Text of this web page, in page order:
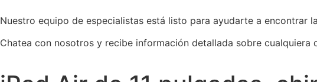
Nuestro equipo de especialistas está listo para ayudarte a encontrar
Chatea con nosotros y recibe información detallada sobre